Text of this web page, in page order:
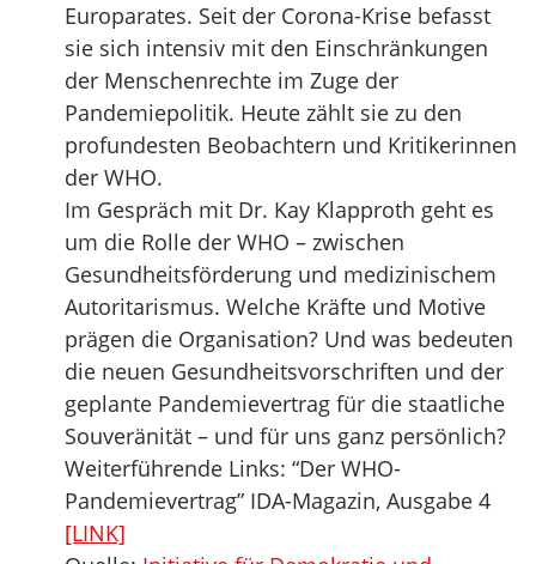
Europarates. Seit der Corona-Krise befasst
sie sich intensiv mit den Einschränkungen
der Menschenrechte im Zuge der
Pandemiepolitik. Heute zählt sie zu den
profundesten Beobachtern und Kritikerinnen
der WHO.
Im Gespräch mit Dr. Kay Klapproth geht es
um die Rolle der WHO – zwischen
Gesundheitsförderung und medizinischem
Autoritarismus. Welche Kräfte und Motive
prägen die Organisation? Und was bedeuten
die neuen Gesundheitsvorschriften und der
geplante Pandemievertrag für die staatliche
Souveränität – und für uns ganz persönlich?
Weiterführende Links: “Der WHO-
Pandemievertrag” IDA-Magazin, Ausgabe 4
[LINK]